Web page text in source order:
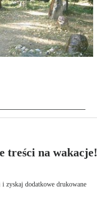
treści na wakacje!
zyskaj dodatkowe drukowane